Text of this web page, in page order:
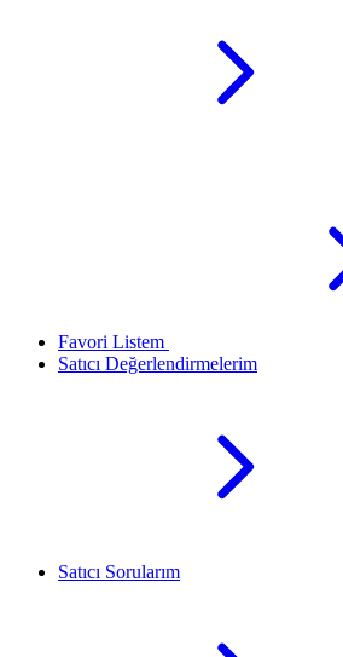
Favori Listem
Satıcı Değerlendirmelerim
Satıcı Sorularım